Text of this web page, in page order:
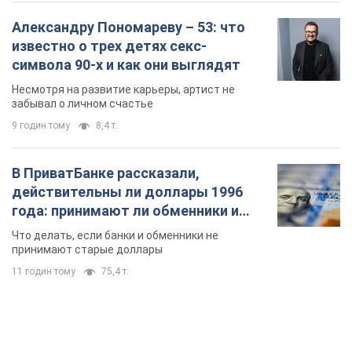
Александру Пономареву – 53: что
известно о трех детях секс-
символа 90-х и как они выглядят
Несмотря на развитие карьеры, артист не
забывал о личном счастье
9 годин тому 8,4 т.
В ПриватБанке рассказали,
действительны ли доллары 1996
года: принимают ли обменники и
банки такие купюры
Что делать, если банки и обменники не
принимают старые доллары
11 годин тому 75,4 т.